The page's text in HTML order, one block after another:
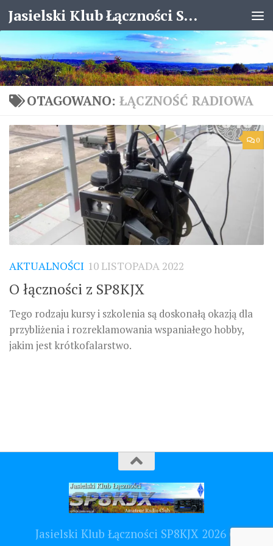
Skip to content Jasielski Klub Łączności SP8KJX
OTAGOWANO: ŁĄCZNOŚĆ RADIOWA
0
AKTUALNOŚCI 10 LISTOPADA 2022
O łączności z SP8KJX
Tego rodzaju kursy i szkolenia są doskonałą okazją dla
przybliżenia i rozreklamowania wspaniałego hobby,
jakim jest krótkofalarstwo.
Jasielski Klub Łączności SP8KJX 2026 ©